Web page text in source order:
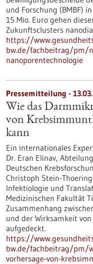
und Forschung (BMBF)
15 Mio. Euro gehen
Zukunftsclusters
https://
bw.de/fachbeitrag/pm/
nanoporentechnologie
Pressemitteilung -
Wie das
von
kann
Ein internationales
Dr. Eran Elinav,
Deutschen
Christoph Stein-
Infektiologie und
Medizinischen Fakultät
Zusammenhang
und der Wirksamkeit
aufgedeckt.
https://
bw.de/fachbeitrag/pm/
vorhersage-von-